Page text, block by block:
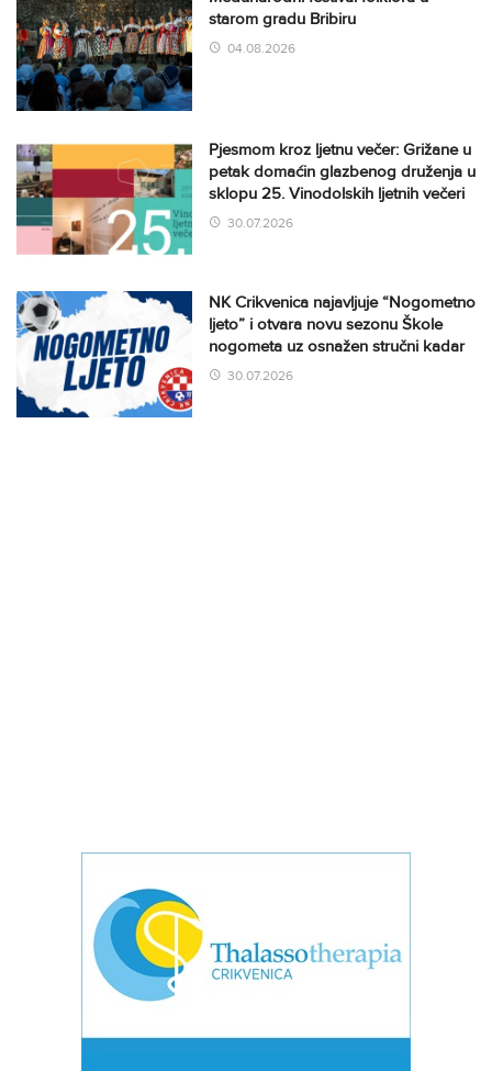
starom gradu Bribiru
04.08.2026
Pjesmom kroz ljetnu večer: Grižane u
petak domaćin glazbenog druženja u
sklopu 25. Vinodolskih ljetnih večeri
30.07.2026
NK Crikvenica najavljuje “Nogometno
ljeto” i otvara novu sezonu Škole
nogometa uz osnažen stručni kadar
30.07.2026